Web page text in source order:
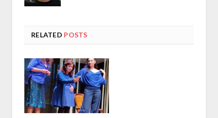
RELATED POSTS